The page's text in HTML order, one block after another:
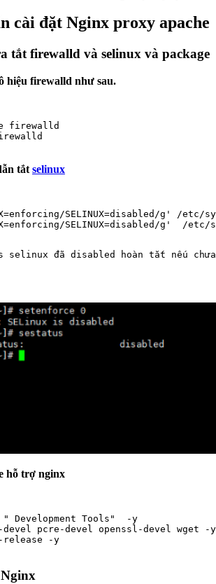
cài đặt Nginx proxy apache
tắt firewalld và selinux và package
hiệu firewalld như sau.
firewalld
tắt selinux
SELINUX=disabled/g' /etc/
SELINUX=disabled/g'  /
selinux đã disabled hoàn tắt nếu
hỗ trợ nginx
Development Tools"  -y
pcre-devel openssl-devel wget -y
-y